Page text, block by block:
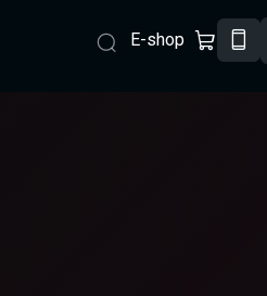
E-shop